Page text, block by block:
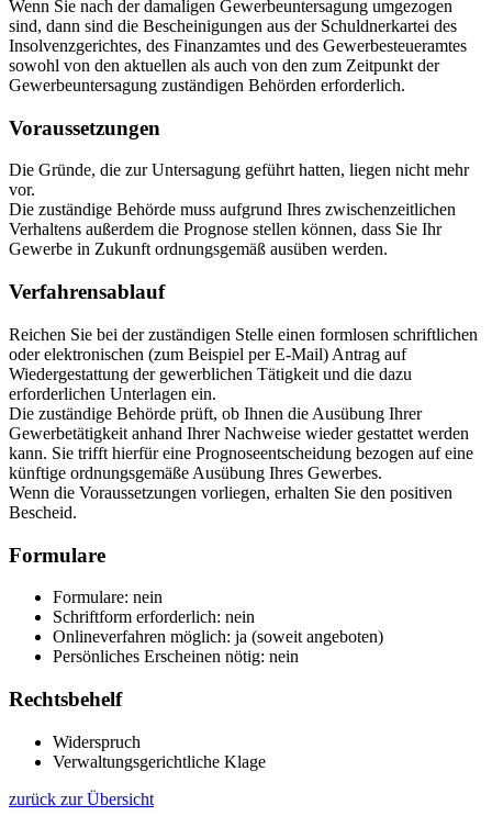
Wenn Sie nach der damaligen Gewerbeuntersagung umgezogen
sind, dann sind die Bescheinigungen aus der Schuldnerkartei des
Insolvenzgerichtes, des Finanzamtes und des Gewerbesteueramtes
sowohl von den aktuellen als auch von den zum Zeitpunkt der
Gewerbeuntersagung zuständigen Behörden erforderlich.
Voraussetzungen
Die Gründe, die zur Untersagung geführt hatten, liegen nicht mehr
vor.
Die zuständige Behörde muss aufgrund Ihres zwischenzeitlichen
Verhaltens außerdem die Prognose stellen können, dass Sie Ihr
Gewerbe in Zukunft ordnungsgemäß ausüben werden.
Verfahrensablauf
Reichen Sie bei der zuständigen Stelle einen formlosen schriftlichen
oder elektronischen (zum Beispiel per E-Mail) Antrag auf
Wiedergestattung der gewerblichen Tätigkeit und die dazu
erforderlichen Unterlagen ein.
Die zuständige Behörde prüft, ob Ihnen die Ausübung Ihrer
Gewerbetätigkeit anhand Ihrer Nachweise wieder gestattet werden
kann. Sie trifft hierfür eine Prognoseentscheidung bezogen auf eine
künftige ordnungsgemäße Ausübung Ihres Gewerbes.
Wenn die Voraussetzungen vorliegen, erhalten Sie den positiven
Bescheid.
Formulare
Formulare: nein
Schriftform erforderlich: nein
Onlineverfahren möglich: ja (soweit angeboten)
Persönliches Erscheinen nötig: nein
Rechtsbehelf
Widerspruch
Verwaltungsgerichtliche Klage
zurück zur Übersicht